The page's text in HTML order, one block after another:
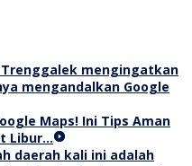
Maps! Ini Tips Aman
Libur…